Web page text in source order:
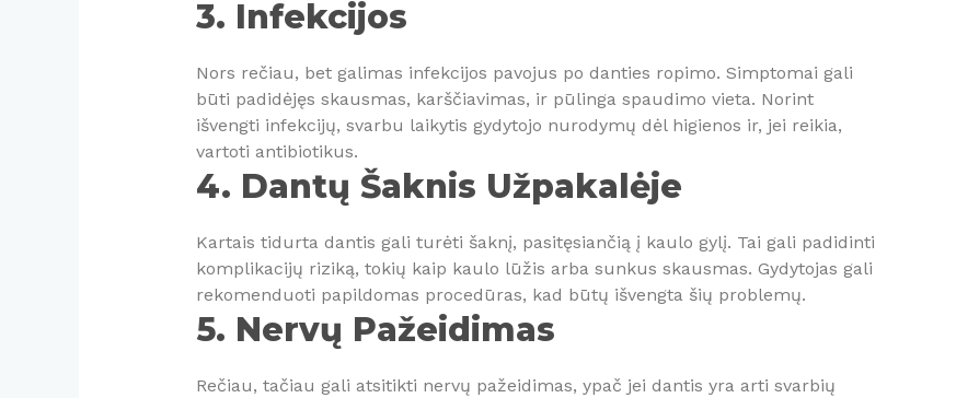
3. Infekcijos
Nors rečiau, bet galimas infekcijos pavojus po danties ropimo. Simptomai gali
būti padidėjęs skausmas, karščiavimas, ir pūlinga spaudimo vieta. Norint
išvengti infekcijų, svarbu laikytis gydytojo nurodymų dėl higienos ir, jei reikia,
vartoti antibiotikus.
4. Dantų Šaknis Užpakalėje
Kartais tidurta dantis gali turėti šaknį, pasitęsiančią į kaulo gylį. Tai gali padidinti
komplikacijų riziką, tokių kaip kaulo lūžis arba sunkus skausmas. Gydytojas gali
rekomenduoti papildomas procedūras, kad būtų išvengta šių problemų.
5. Nervų Pažeidimas
Rečiau, tačiau gali atsitikti nervų pažeidimas, ypač jei dantis yra arti svarbių